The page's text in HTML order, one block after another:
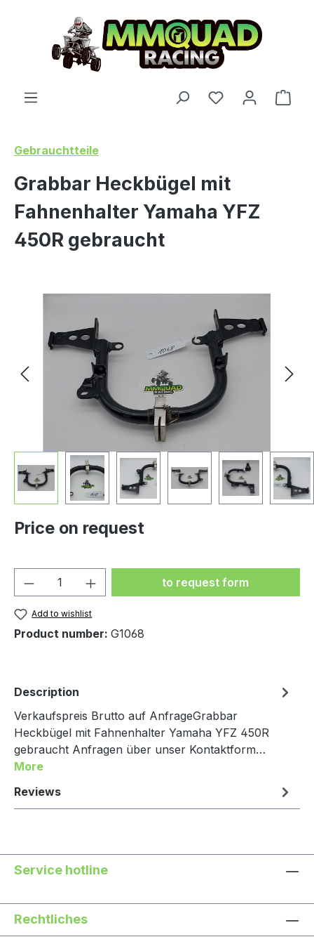
Skip to main content
You have 0
Gebrauchtteile
Grabbar Heckbügel mit
Fahnenhalter Yamaha YFZ
450R gebraucht
Price on request
Product Quantity: Enter
to request form
Add to wishlist
Product number: G1068
Description
Verkaufspreis Brutto auf AnfrageGrabbar
Heckbügel mit Fahnenhalter Yamaha YFZ 450R
gebraucht Anfragen über unser Kontaktform…
More
Reviews
Service hotline
Rechtliches